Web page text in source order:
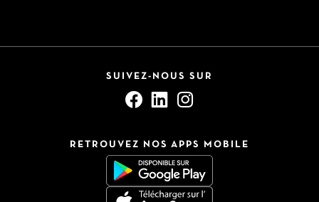
SUIVEZ-NOUS SUR
RETROUVEZ NOS APPS MOBILE